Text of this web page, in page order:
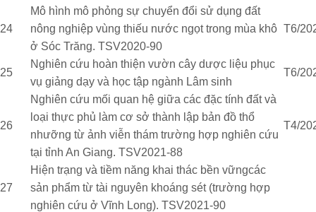
24
Mô hình mô phỏng sự chuyển đổi sử dụng đất
nông nghiệp vùng thiếu nước ngọt trong mùa khô
ở Sóc Trăng. TSV2020-90
T6/
25
Nghiên cứu hoàn thiện vườn cây dược liệu phục
vụ giảng dạy và học tập ngành Lâm sinh
T6/
26
Nghiên cứu mối quan hệ giữa các đặc tính đất và
loại thực phủ làm cơ sở thành lập bản đồ thổ
nhưỡng từ ảnh viễn thám trường hợp nghiên cứu
tại tỉnh An Giang. TSV2021-88
T4/
27
Hiện trạng và tiềm năng khai thác bền vữngcác
sản phẩm từ tài nguyên khoáng sét (trường hợp
nghiên cứu ở Vĩnh Long). TSV2021-90